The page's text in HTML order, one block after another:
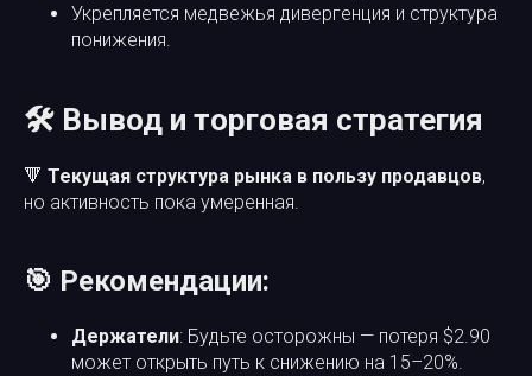
Укрепляется медвежья дивергенция и структура
понижения.
🛠 Вывод и торговая стратегия
🔻 Текущая структура рынка в пользу продавцов,
но активность пока умеренная.
🎯 Рекомендации:
Держатели: Будьте осторожны — потеря $2.90
может открыть путь к снижению на 15–20%.